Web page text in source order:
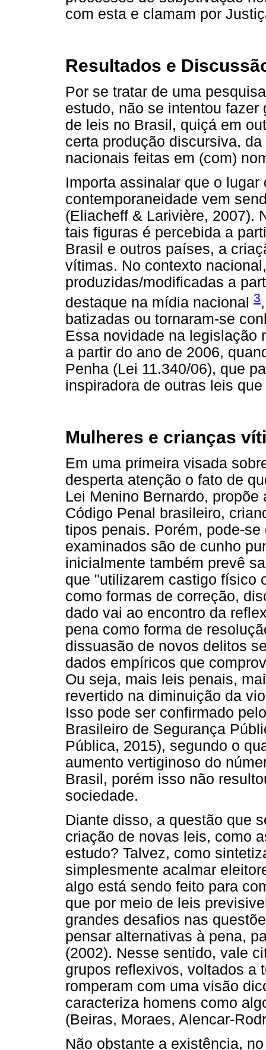
com esta e clamam por
Resultados e
Por se tratar de uma
estudo, não se intentou
de leis no Brasil, quiçá em
certa produção discursiva,
nacionais feitas em (com)
Importa assinalar que o
contemporaneidade vem
(Eliacheff & Larivière, 2007).
tais figuras é percebida a
Brasil e outros países, a
vítimas. No contexto
produzidas/modificadas a
destaque na mídia nacional 3
batizadas ou tornaram-se
Essa novidade na legislação
a partir do ano de 2006,
Penha (Lei 11.340/06), que
inspiradora de outras leis
Mulheres e crianças
Em uma primeira visada
desperta atenção o fato de
Lei Menino Bernardo,
Código Penal brasileiro,
tipos penais. Porém, pode-
examinados são de cunho
inicialmente também prevê
que "utilizarem castigo físico
como formas de correção,
dado vai ao encontro da
pena como forma de
dissuasão de novos delitos
dados empíricos que
Ou seja, mais leis penais,
revertido na diminuição da
Isso pode ser confirmado
Brasileiro de Segurança
Pública, 2015), segundo o
aumento vertiginoso do
Brasil, porém isso não
sociedade.
Diante disso, a questão que
criação de novas leis, como
estudo? Talvez, como
simplesmente acalmar
algo está sendo feito para
que por meio de leis
grandes desafios nas
pensar alternativas à pena,
(2002). Nesse sentido, vale
grupos reflexivos, voltados a
romperam com uma visão
caracteriza homens como
(Beiras, Moraes, Alencar-
Não obstante a existência,